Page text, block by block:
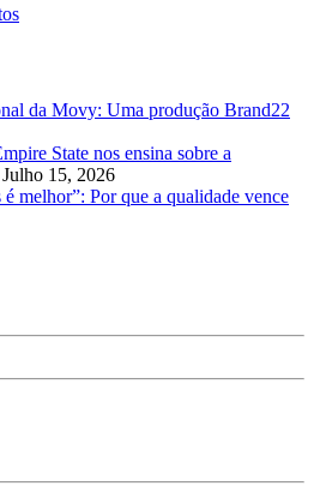
da Movy: Uma produção Brand22
State nos ensina sobre a
Julho 15, 2026
melhor”: Por que a qualidade vence